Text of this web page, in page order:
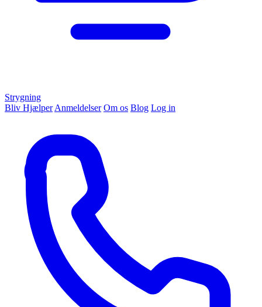
Strygning
Bliv Hjælper Anmeldelser Om os Blog Log in